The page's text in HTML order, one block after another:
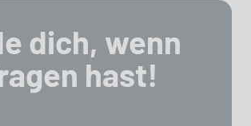
dich, wenn
hast!